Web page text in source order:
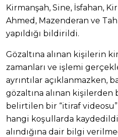
Kirmanşah, Sine, İsfahan,
Ahmed, Mazenderan ve
yapıldığı bildirildi.
Gözaltına alınan kişilerin
zamanları ve işlemi
ayrıntılar açıklanmazken,
gözaltına alınan
belirtilen bir “itiraf videosu”
hangi koşullarda
alındığına dair bilgi